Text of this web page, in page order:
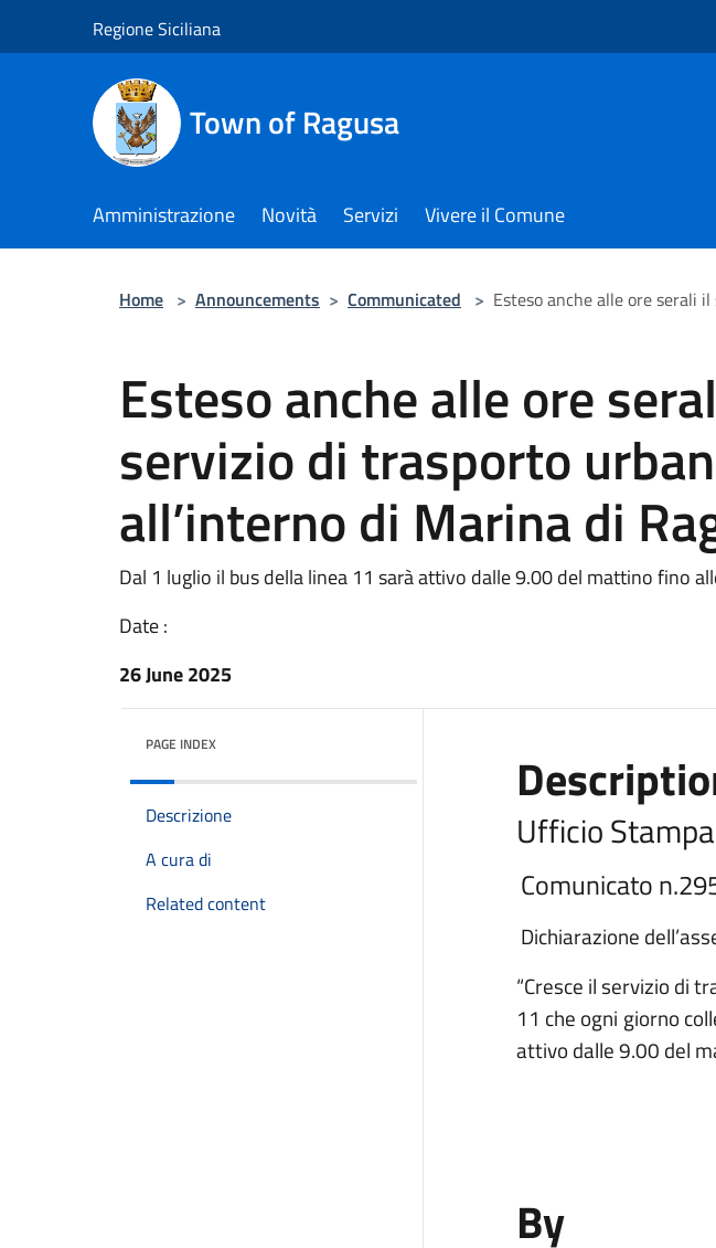
Regione Siciliana
Town of Ragusa
Amministrazione Novità Servizi Vivere il Comune
Home > Announcements > Communicated > Esteso anche alle ore serali
Esteso anche alle ore
servizio di trasporto
all’interno di Marina di
Dal 1 luglio il bus della linea 11 sarà attivo dalle 9.00 del mattino fino
Date :
26 June 2025
PAGE INDEX
Descrizione
A cura di
Related content
Ufficio Stampa
Comunicato
Dichiarazione
“Cresce il servizio di
11 che ogni giorno
attivo dalle 9.00 del
By